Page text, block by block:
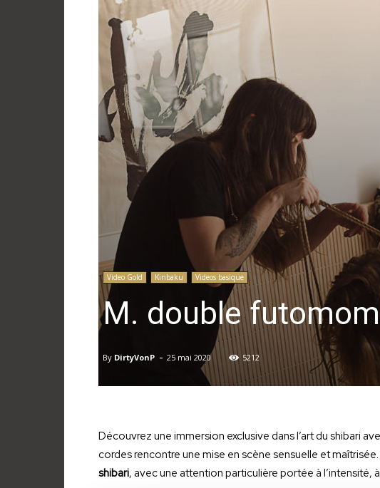
Video Gold Kinbaku Videos basique
M. double
By DirtyVonP - 25 mai 2020 5212
Découvrez une immersion exclusive dans l’art du shibari
cordes rencontre une mise en scène sensuelle et
shibari, avec une attention particulière portée à l’intensité,